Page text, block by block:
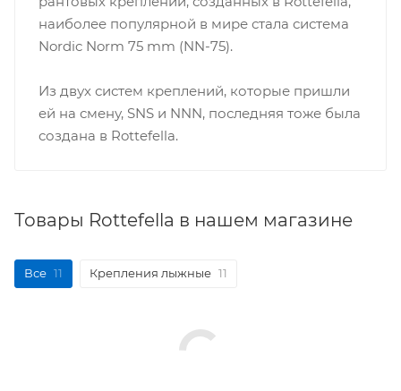
наиболее популярной в мире стала система
Nordic Norm 75 mm (NN-75).
Из двух систем креплений, которые пришли
ей на смену, SNS и NNN, последняя тоже была
создана в Rottefella.
Товары Rottefella в нашем магазине
Все 11 Крепления лыжные 11